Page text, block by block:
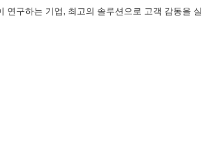
구하는 기업, 최고의 솔루션으로 고객 감동을